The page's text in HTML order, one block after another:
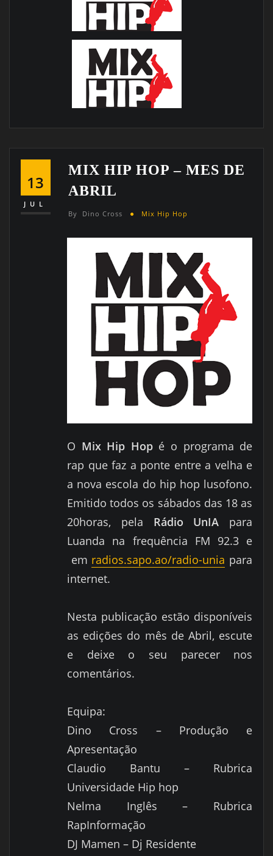
13
JUL
MIX HIP HOP – MES DE
ABRIL
By Dino Cross Mix Hip Hop
O Mix Hip Hopé o programa de
rap que faz a ponte entre a velha e
a nova escola do hip hop lusofono.
Emitido todos os sábados das 18 as
20horas, pela Rádio UnIA para
Luanda na frequência FM 92.3 e
em radios.sapo.ao/radio-unia para
internet.
Nesta publicação estão disponíveis
as edições do mês de Abril, escute
e deixe o seu parecer nos
comentários.
Equipa:
Dino Cross – Produção e
Apresentação
Claudio Bantu – Rubrica
Universidade Hip hop
Nelma Inglês – Rubrica
RapInformação
DJ Mamen – Dj Residente